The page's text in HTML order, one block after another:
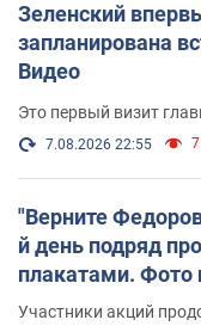
Зеленский
запланирована
Видео
Это первый визит
7.08.2026 22:55
"Верните
й день подряд
плакатами. Фото
Участники акций